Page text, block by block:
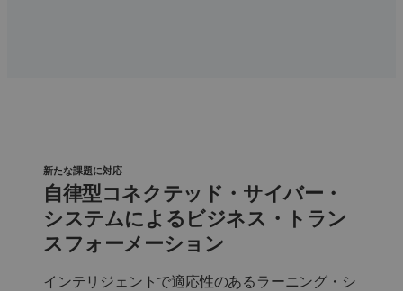
自律型コネクテッド・サイバー・
システムによるビジネス・トラン
スフォーメーション
新たな課題に対応
インテリジェントで適応性のあるラーニング・シ